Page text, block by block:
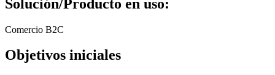
Solución/Producto en uso:
Comercio B2C
Objetivos iniciales